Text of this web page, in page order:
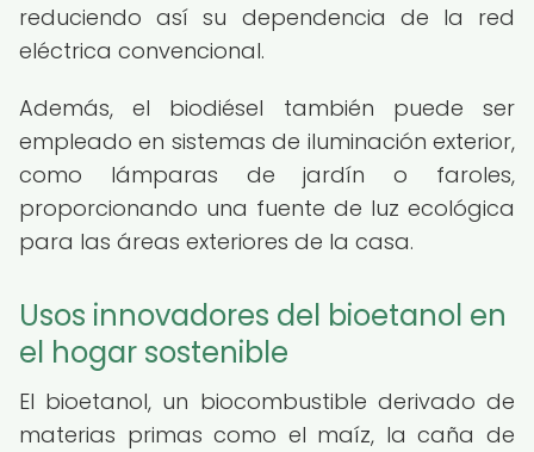
reduciendo así su dependencia de la red
eléctrica convencional.
Además, el biodiésel también puede ser
empleado en sistemas de iluminación exterior,
como lámparas de jardín o faroles,
proporcionando una fuente de luz ecológica
para las áreas exteriores de la casa.
Usos innovadores del bioetanol en
el hogar sostenible
El bioetanol, un biocombustible derivado de
materias primas como el maíz, la caña de